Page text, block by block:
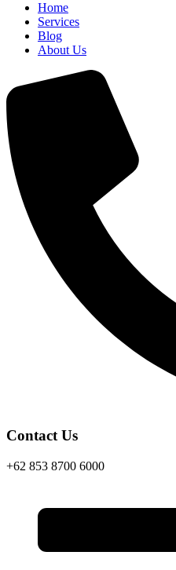
Home
Services
Blog
About Us
Contact Us
+62 853 8700 6000